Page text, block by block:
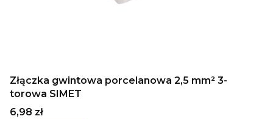
Złączka gwintowa porcelanowa 2,5 mm² 3-
torowa SIMET
Cena
6,98 zł